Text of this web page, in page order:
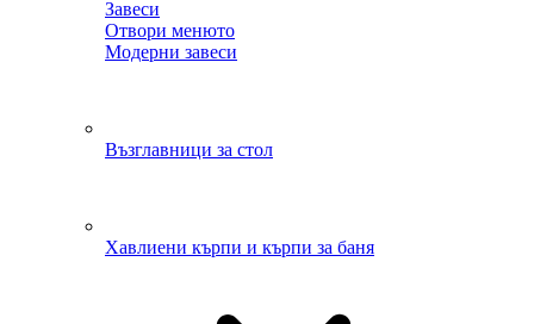
Завеси
Отвори менюто
Модерни завеси
Възглавници за стол
Хавлиени кърпи и кърпи за баня